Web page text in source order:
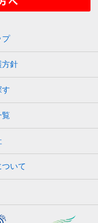
プ
方針
す
覧
いて